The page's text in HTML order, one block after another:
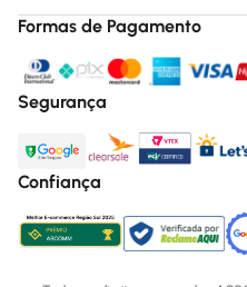
Formas de Pagamento
Segurança
Confiança